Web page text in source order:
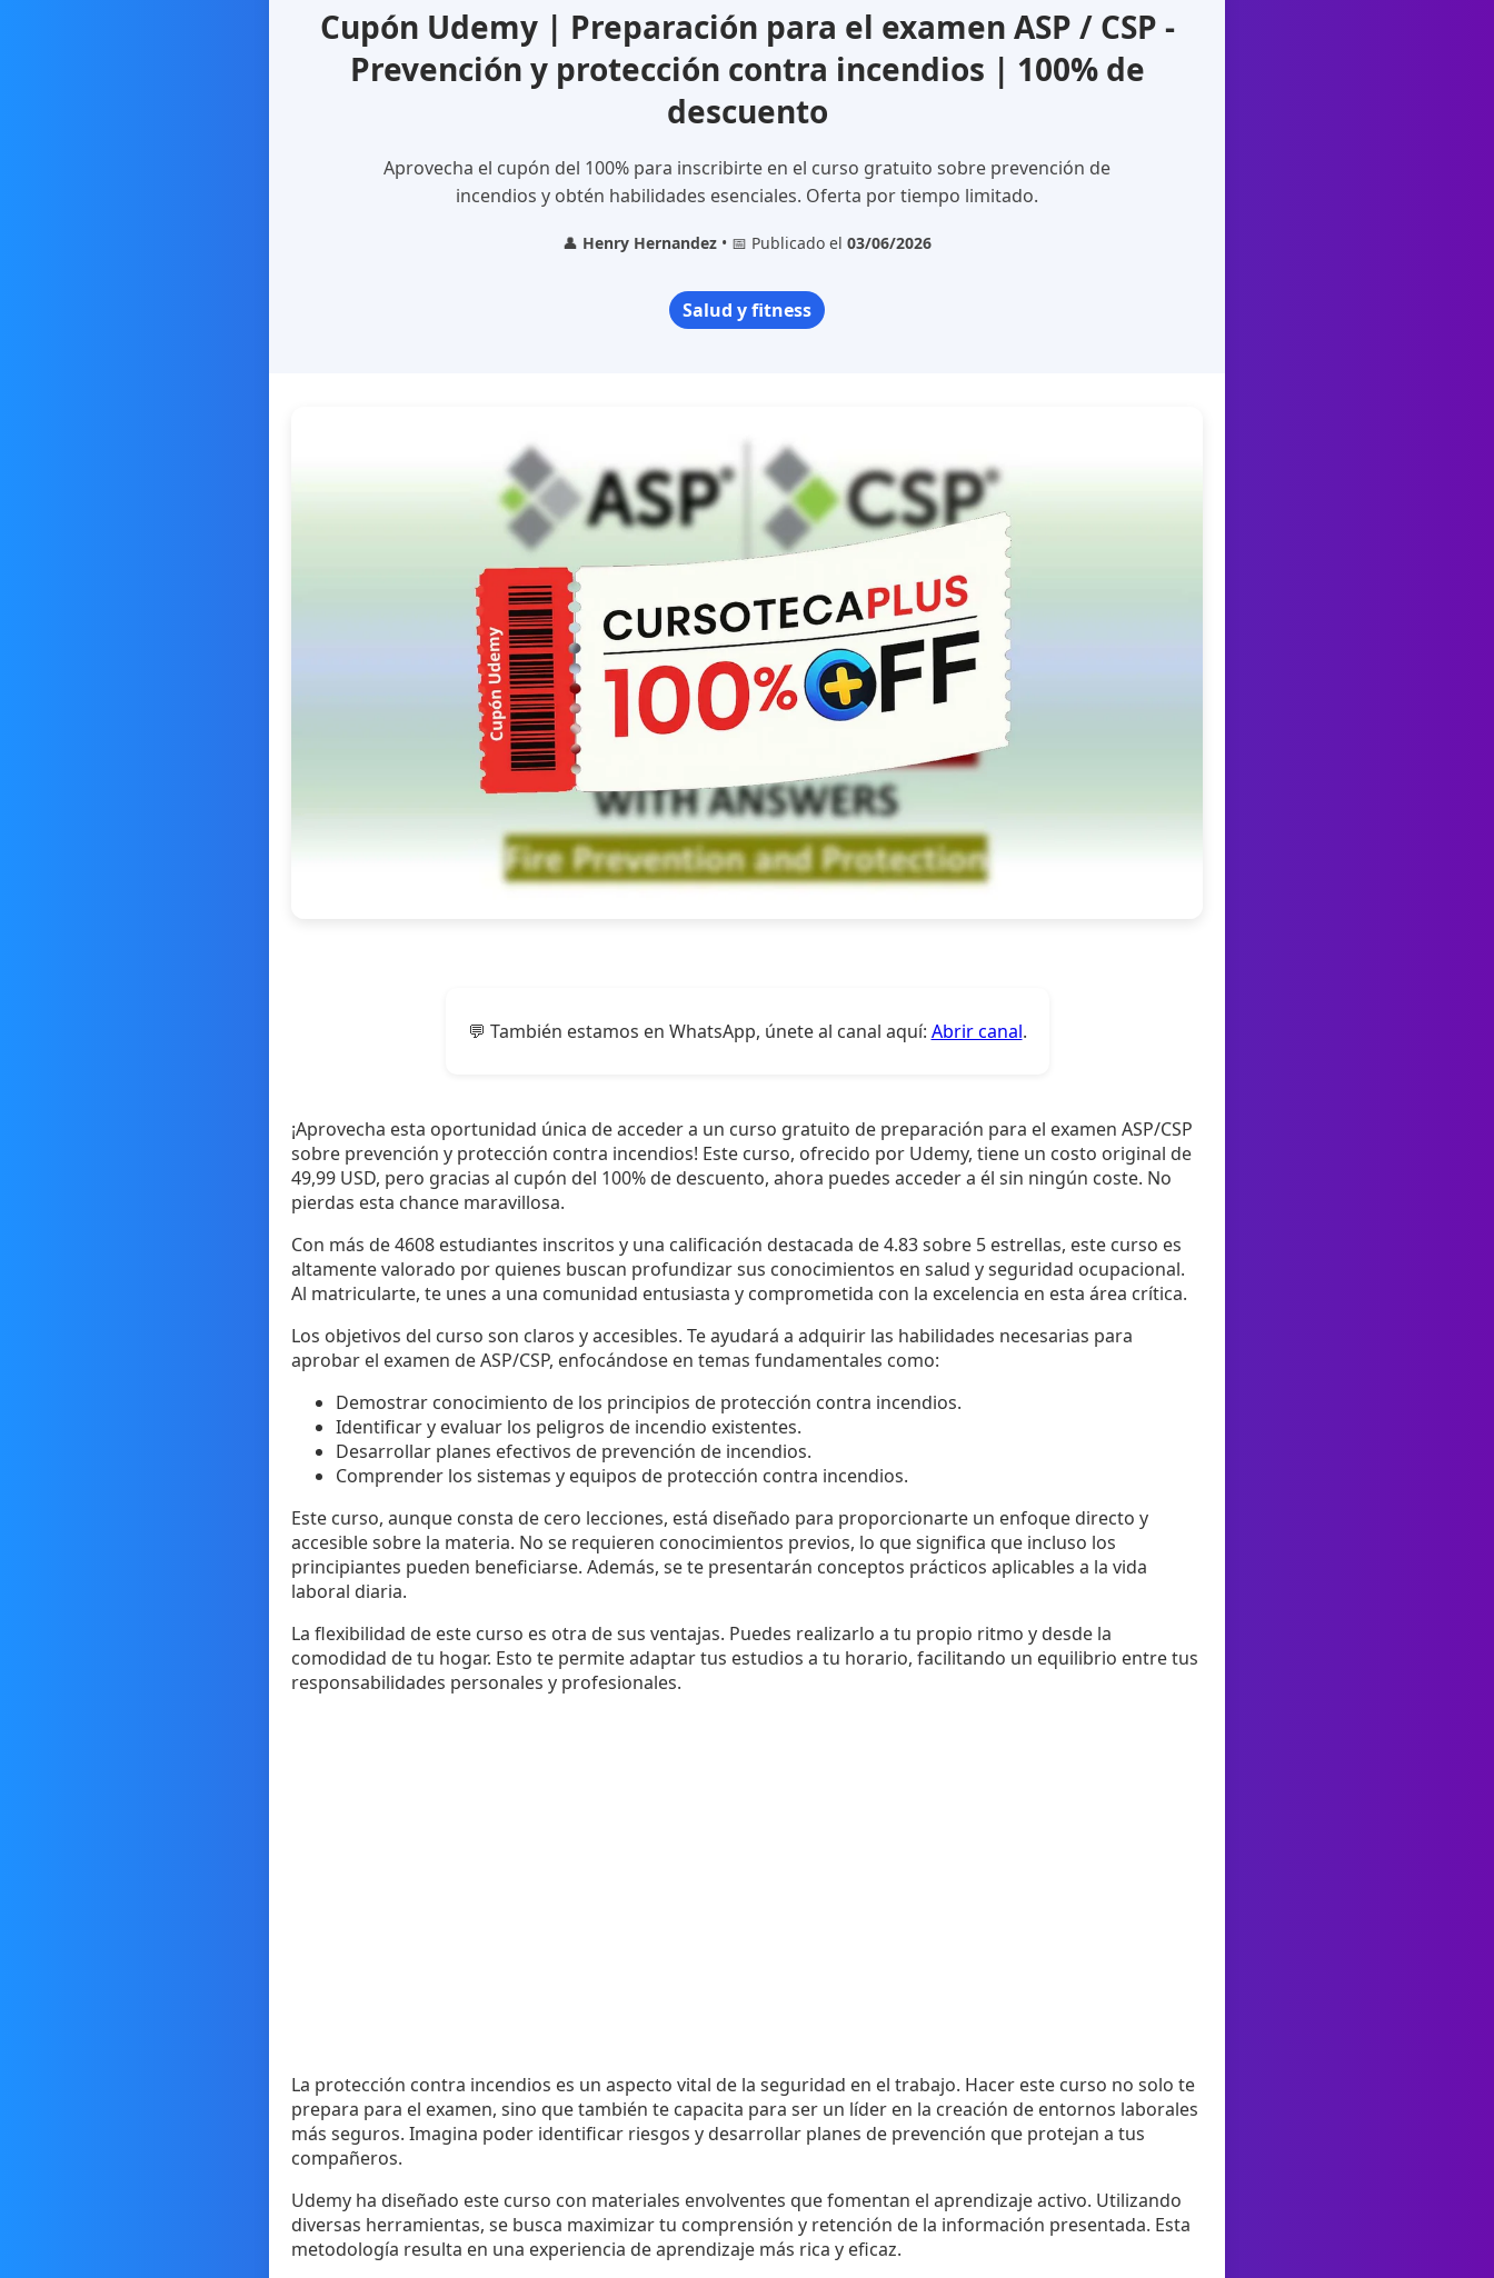
Cupón Udemy | Preparación para el examen ASP / CSP -
Prevención y protección contra incendios | 100% de
descuento
Aprovecha el cupón del 100% para inscribirte en el curso gratuito sobre prevención de
incendios y obtén habilidades esenciales. Oferta por tiempo limitado.
👤 Henry Hernandez • 📅 Publicado el 03/06/2026
Salud y fitness
💬 También estamos en WhatsApp, únete al canal aquí: Abrir canal.
¡Aprovecha esta oportunidad única de acceder a un curso gratuito de preparación para el examen ASP/CSP
sobre prevención y protección contra incendios! Este curso, ofrecido por Udemy, tiene un costo original de
49,99 USD, pero gracias al cupón del 100% de descuento, ahora puedes acceder a él sin ningún coste. No
pierdas esta chance maravillosa.
Con más de 4608 estudiantes inscritos y una calificación destacada de 4.83 sobre 5 estrellas, este curso es
altamente valorado por quienes buscan profundizar sus conocimientos en salud y seguridad ocupacional.
Al matricularte, te unes a una comunidad entusiasta y comprometida con la excelencia en esta área crítica.
Los objetivos del curso son claros y accesibles. Te ayudará a adquirir las habilidades necesarias para
aprobar el examen de ASP/CSP, enfocándose en temas fundamentales como:
Demostrar conocimiento de los principios de protección contra incendios.
Identificar y evaluar los peligros de incendio existentes.
Desarrollar planes efectivos de prevención de incendios.
Comprender los sistemas y equipos de protección contra incendios.
Este curso, aunque consta de cero lecciones, está diseñado para proporcionarte un enfoque directo y
accesible sobre la materia. No se requieren conocimientos previos, lo que significa que incluso los
principiantes pueden beneficiarse. Además, se te presentarán conceptos prácticos aplicables a la vida
laboral diaria.
La flexibilidad de este curso es otra de sus ventajas. Puedes realizarlo a tu propio ritmo y desde la
comodidad de tu hogar. Esto te permite adaptar tus estudios a tu horario, facilitando un equilibrio entre tus
responsabilidades personales y profesionales.
La protección contra incendios es un aspecto vital de la seguridad en el trabajo. Hacer este curso no solo te
prepara para el examen, sino que también te capacita para ser un líder en la creación de entornos laborales
más seguros. Imagina poder identificar riesgos y desarrollar planes de prevención que protejan a tus
compañeros.
Udemy ha diseñado este curso con materiales envolventes que fomentan el aprendizaje activo. Utilizando
diversas herramientas, se busca maximizar tu comprensión y retención de la información presentada. Esta
metodología resulta en una experiencia de aprendizaje más rica y eficaz.